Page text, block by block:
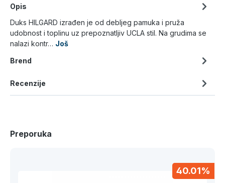
Opis
Duks HILGARD izrađen je od debljeg pamuka i pruža
udobnost i toplinu uz prepoznatljiv UCLA stil. Na grudima se
nalazi kontr… Još
Brend
Recenzije
Preporuka
40.01%